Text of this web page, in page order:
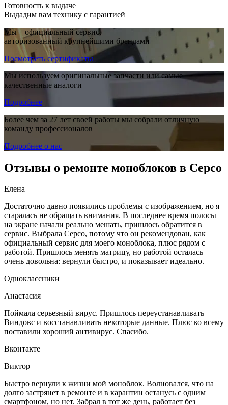
Готовность к выдаче
Выдадим вам технику с гарантией
Мы – официальный сервис,
авторизованный крупнейшими брендами
Посмотреть сертификаты
Мы используем оригинальные запчасти или самые
качественные аналоги
Подробнее
Более чем за 27 лет своей работы мы собрали отличную
команду профессионалов
Подробнее о нас
Отзывы о ремонте моноблоков в Серсо
Елена
Достаточно давно появились проблемы с изображением, но я
старалась не обращать внимания. В последнее время полосы
на экране начали реально мешать, пришлось обратится в
сервис. Выбрала Серсо, потому что он рекомендован, как
официальный сервис для моего моноблока, плюс рядом с
работой. Пришлось менять матрицу, но работой осталась
очень довольна: вернули быстро, и показывает идеально.
Одноклассники
Анастасия
Поймала серьезный вирус. Пришлось переустанавливать
Виндовс и восстанавливать некоторые данные. Плюс ко всему
поставили хороший антивирус. Спасибо.
Вконтакте
Виктор
Быстро вернули к жизни мой моноблок. Волновался, что на
долго застрянет в ремонте и в карантин останусь с одним
смартфоном, но нет. Забрал в тот же день, работает без